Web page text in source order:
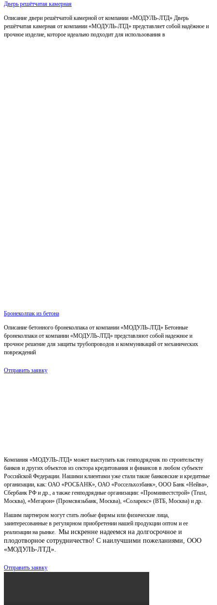
Дверь решётчатая камерная
Описание двери решётчатой камерной от компании «МОДУЛЬ-ЛТД» Дверь
решётчатая камерная от компании «МОДУЛЬ-ЛТД» представляет собой надёжное и
прочное изделие, которое идеально подходит для использования в
Бронеколпак из бетона
Описание бетонного бронеколпака от компании «МОДУЛЬ-ЛТД» Бетонные
бронеколпаки от компании «МОДУЛЬ-ЛТД» представляют собой надежное и
прочное решение для защиты трубопроводов и коммуникаций от механических
повреждений
Отправить заявку
Компания «МОДУЛЬ-ЛТД» может выступать как генподрядчик по строительству
банков и других объектов из сектора кредитования и финансов в любом субъекте
Российской Федерации. Нашими клиентами уже стали такие банковские и кредитные
организации, как: ОАО «РОСБАНК», ОАО «Россельхозбанк», ООО Банк «Нейва»,
Сбербанк РФ и др., а также генподрядные организации: «Проминвестстрой» (Trust,
Москва), «Мегарон» (Промсвязьбанк, Москва), «Соларекс» (ВТБ, Москва) и др.
Нашим партнером могут стать любые фирмы или физические лица,
заинтересованные в регулярном приобретении нашей продукции оптом и ее
реализации на рынке. Мы искренне надеемся на долгосрочное и
плодотворное сотрудничество! С наилучшими пожеланиями, ООО
«МОДУЛЬ-ЛТД».
Отправить заявку